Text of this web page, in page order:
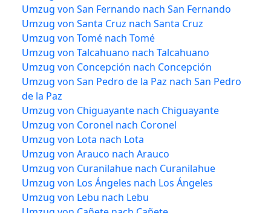
Umzug von San Fernando nach San Fernando
Umzug von Santa Cruz nach Santa Cruz
Umzug von Tomé nach Tomé
Umzug von Talcahuano nach Talcahuano
Umzug von Concepción nach Concepción
Umzug von San Pedro de la Paz nach San Pedro
de la Paz
Umzug von Chiguayante nach Chiguayante
Umzug von Coronel nach Coronel
Umzug von Lota nach Lota
Umzug von Arauco nach Arauco
Umzug von Curanilahue nach Curanilahue
Umzug von Los Ángeles nach Los Ángeles
Umzug von Lebu nach Lebu